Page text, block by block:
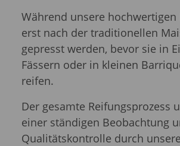
Während unsere hochwertigen
erst nach der traditionellen
gepresst werden, bevor sie in
Fässern oder in kleinen
reifen.
Der gesamte Reifungsprozess
einer ständigen Beobachtung
Qualitätskontrolle durch